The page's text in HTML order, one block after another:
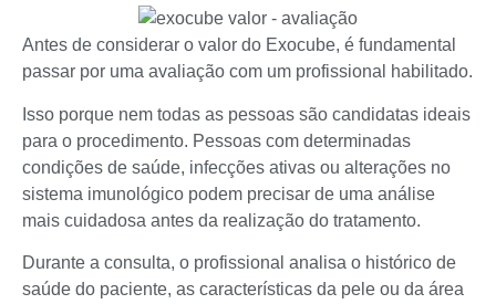
Antes de considerar o valor do Exocube, é fundamental
passar por uma avaliação com um profissional habilitado.
Isso porque nem todas as pessoas são candidatas ideais
para o procedimento. Pessoas com determinadas
condições de saúde, infecções ativas ou alterações no
sistema imunológico podem precisar de uma análise
mais cuidadosa antes da realização do tratamento.
Durante a consulta, o profissional analisa o histórico de
saúde do paciente, as características da pele ou da área